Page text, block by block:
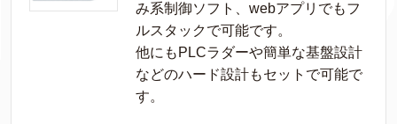
み系制御ソフト、webアプリでもフ
ルスタックで可能です。
他にもPLCラダーや簡単な基盤設計
などのハード設計もセットで可能で
す。